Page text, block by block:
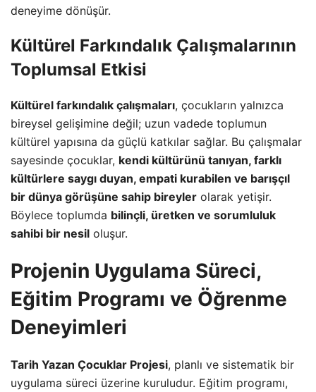
deneyime dönüşür.
Kültürel Farkındalık Çalışmalarının
Toplumsal Etkisi
Kültürel farkındalık çalışmaları, çocukların yalnızca
bireysel gelişimine değil; uzun vadede toplumun
kültürel yapısına da güçlü katkılar sağlar. Bu çalışmalar
sayesinde çocuklar, kendi kültürünü tanıyan, farklı
kültürlere saygı duyan, empati kurabilen ve barışçıl
bir dünya görüşüne sahip bireyler olarak yetişir.
Böylece toplumda bilinçli, üretken ve sorumluluk
sahibi bir nesil oluşur.
Projenin Uygulama Süreci,
Eğitim Programı ve Öğrenme
Deneyimleri
Tarih Yazan Çocuklar Projesi, planlı ve sistematik bir
uygulama süreci üzerine kuruludur. Eğitim programı,